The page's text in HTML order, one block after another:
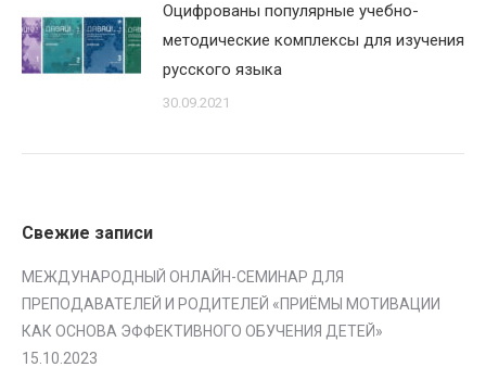
Оцифрованы популярные учебно-
методические комплексы для изучения
русского языка
30.09.2021
Свежие записи
МЕЖДУНАРОДНЫЙ ОНЛАЙН-СЕМИНАР ДЛЯ
ПРЕПОДАВАТЕЛЕЙ И РОДИТЕЛЕЙ «ПРИЁМЫ МОТИВАЦИИ
КАК ОСНОВА ЭФФЕКТИВНОГО ОБУЧЕНИЯ ДЕТЕЙ»
15.10.2023